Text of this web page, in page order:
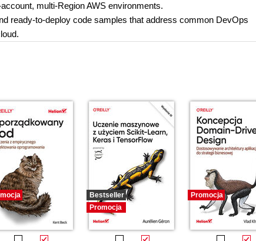
multi-Region AWS environments.
ready-to-deploy code samples that address common DevOps
Bestseller
Promocja
Promocja